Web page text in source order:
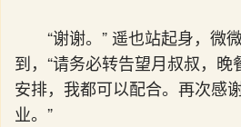
“谢谢。” 遥也站起身，微
到，“请务必转告望月叔叔，
安排，我都可以配合。再次感
业。”